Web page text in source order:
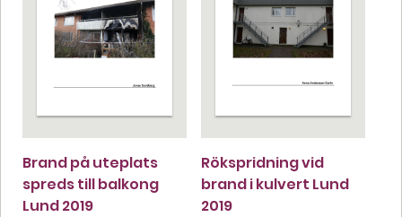
Brand på uteplats
spreds till balkong
Lund 2019
Rökspridning vid
brand i kulvert Lund
2019